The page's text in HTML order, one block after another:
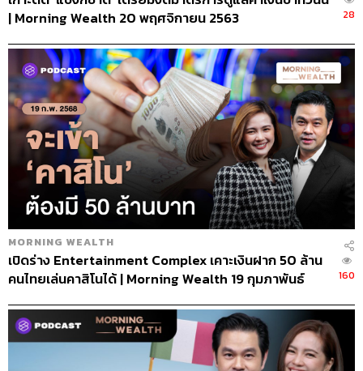
| Morning Wealth 20 พฤศจิกายน 2563
28
MORNING WEALTH
เปิดร่าง Entertainment Complex เคาะเงินฝาก 50 ล้าน
คนไทยเล่นคาสิโนได้ | Morning Wealth 19 กุมภาพันธ์
160